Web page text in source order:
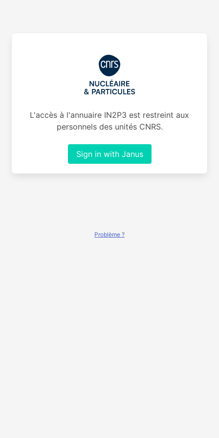
L'accès à l'annuaire IN2P3 est restreint aux
personnels des unités CNRS.
Sign in with Janus
Problème ?